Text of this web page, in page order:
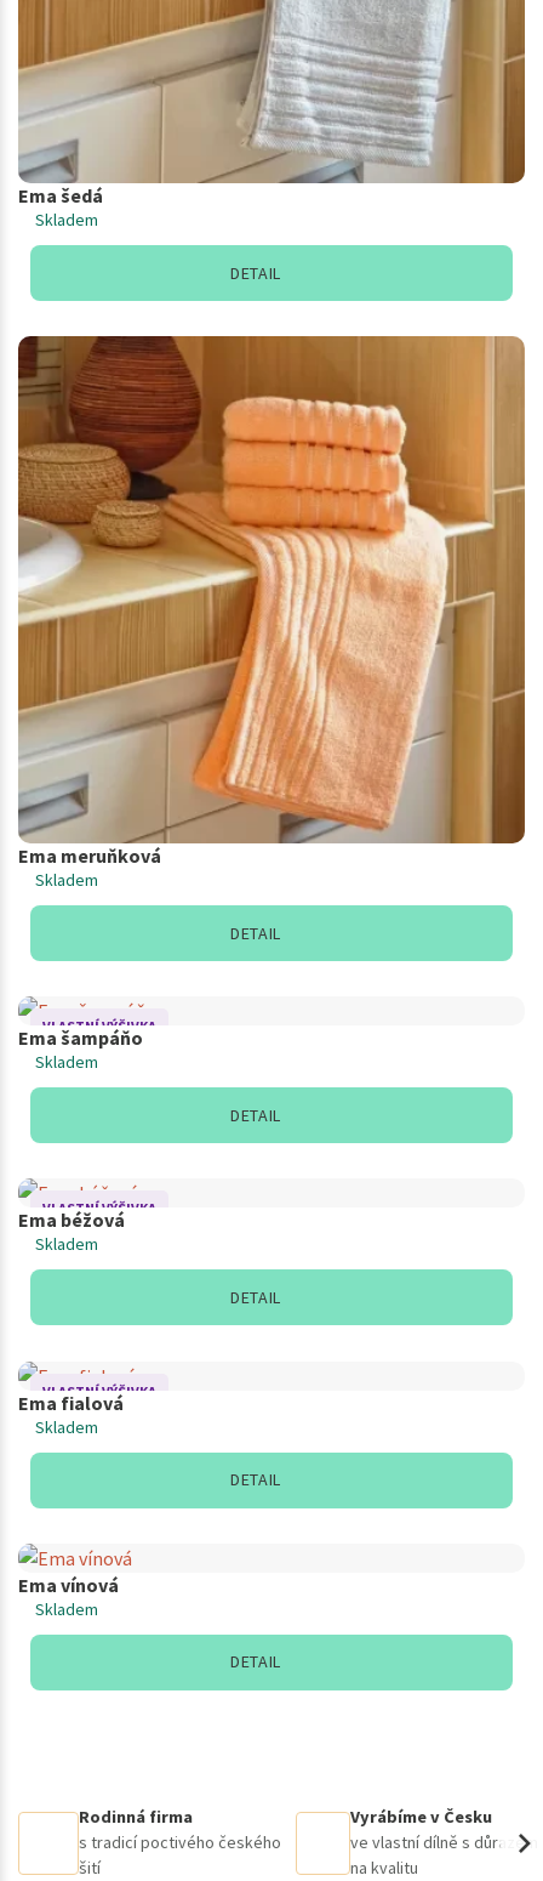
Ema šedá
Skladem
DETAIL
Ema meruňková
Skladem
DETAIL
VLASTNÍ VÝŠIVKA
Ema šampáňo
Skladem
DETAIL
VLASTNÍ VÝŠIVKA
Ema béžová
Skladem
DETAIL
VLASTNÍ VÝŠIVKA
Ema fialová
Skladem
DETAIL
Ema vínová
Skladem
DETAIL
Rodinná firma
s tradicí poctivého českého
šití
Vyrábíme v Česku
ve vlastní dílně s důrazem
na kvalitu